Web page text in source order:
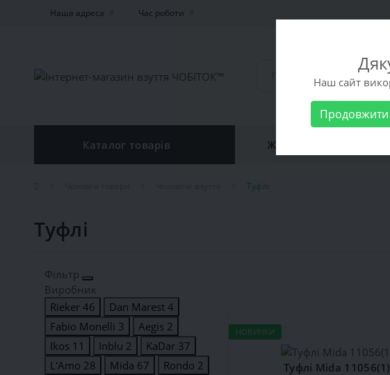
Наша адреса Час роботи
Каталог товарів Жiноче взуття
Туфлі
Туфлі
Фільтр
Виробник
Rieker 46 Dan Marest 4
Fabio Monelli 3 Aegis 2
Ikos 11 Inblu 2 KaDar 37
L'Amo 28 Mida 67 Rondo 2
НОВИНКИ
Туфлі Mida 11056(1)
Наш сайт
Продовжити